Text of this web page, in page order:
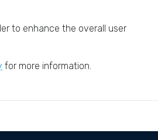
to enhance the overall user
for more information.